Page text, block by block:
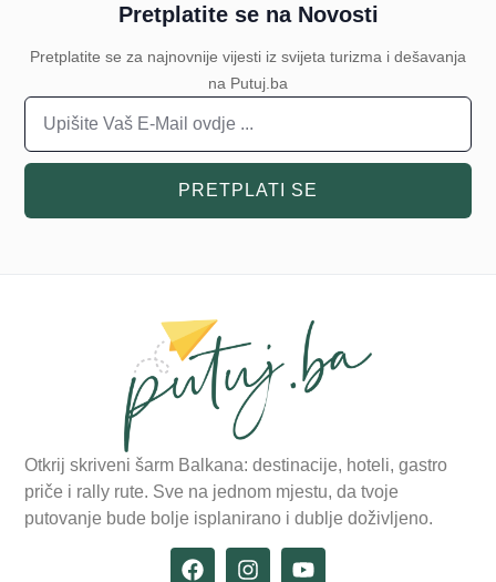
Pretplatite se na Novosti
Pretplatite se za najnovnije vijesti iz svijeta turizma i dešavanja
na Putuj.ba
PRETPLATI SE
Otkrij skriveni šarm Balkana: destinacije, hoteli, gastro
priče i rally rute. Sve na jednom mjestu, da tvoje
putovanje bude bolje isplanirano i dublje doživljeno.